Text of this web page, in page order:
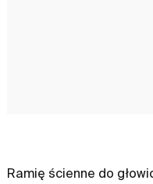
Ramię ścienne do